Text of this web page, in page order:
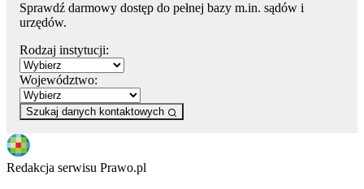
Sprawdź darmowy dostęp do pełnej bazy m.in. sądów i
urzędów.
Rodzaj instytucji:
Województwo:
Szukaj danych kontaktowych
Redakcja serwisu Prawo.pl